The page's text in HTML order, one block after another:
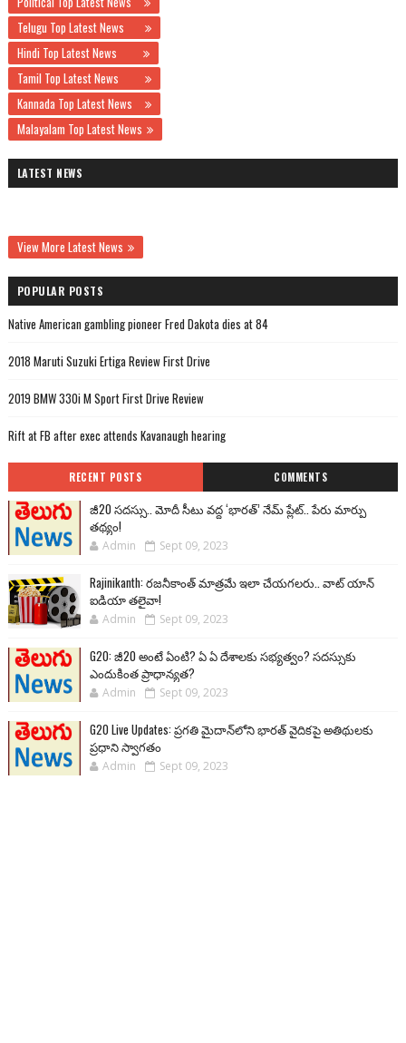
Telugu Top Latest News
Hindi Top Latest News
Tamil Top Latest News
Kannada Top Latest News
Malayalam Top Latest News
LATEST NEWS
View More Latest News
POPULAR POSTS
Native American gambling pioneer Fred Dakota dies at 84
2018 Maruti Suzuki Ertiga Review First Drive
2019 BMW 330i M Sport First Drive Review
Rift at FB after exec attends Kavanaugh hearing
RECENT POSTS COMMENTS
జీ20 సదస్సు.. మోదీ సీటు వద్ద ‘భారత్’ నేమ్ ప్లేట్‌.. పేరు మార్పు
తథ్యం!
Admin Sept 09, 2023
Rajinikanth: రజనీకాంత్ మాత్రమే ఇలా చేయగలరు.. వాట్ యాన్
ఐడియా తలైవా!
Admin Sept 09, 2023
G20: జీ20 అంటే ఏంటి? ఏ ఏ దేశాలకు సభ్యత్వం? సదస్సుకు
ఎందుకింత ప్రాధాన్యత?
Admin Sept 09, 2023
G20 Live Updates: ప్రగతి మైదాన్‌లోని భారత్ వైదికపై అతిథులకు
ప్రధాని స్వాగతం
Admin Sept 09, 2023